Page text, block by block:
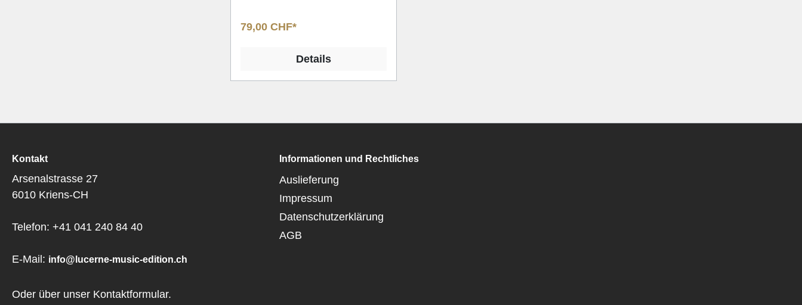
79,00 CHF*
Details
Kontakt
Arsenalstrasse 27
6010 Kriens-CH
Telefon: +41 041 240 84 40
E-Mail: info@lucerne-music-edition.ch
Oder über unser Kontaktformular.
Informationen und Rechtliches
Auslieferung
Impressum
Datenschutzerklärung
AGB